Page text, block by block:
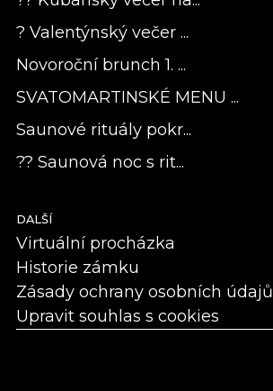
? Valentýnský večer ...
Novoroční brunch 1. ...
SVATOMARTINSKÉ MENU ...
Saunové rituály pokr...
?? Saunová noc s rit...
DALŠÍ
Virtuální procházka
Historie zámku
Zásady ochrany osobních údajů
Upravit souhlas s cookies